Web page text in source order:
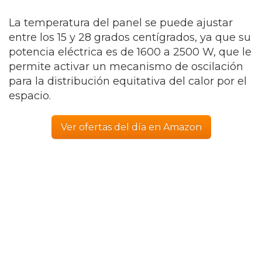
La temperatura del panel se puede ajustar
entre los 15 y 28 grados centígrados, ya que su
potencia eléctrica es de 1600 a 2500 W, que le
permite activar un mecanismo de oscilación
para la distribución equitativa del calor por el
espacio.
Ver ofertas del día en Amazon